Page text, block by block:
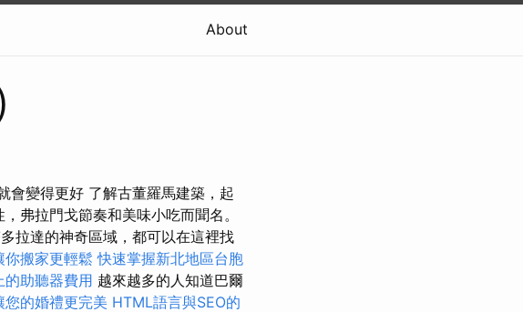
About
會變得更好 了解古董羅馬建築，起
弗拉門戈節奏和美味小吃而聞名。
拉達的神奇區域，都可以在這裡找
搬家更輕鬆 快速掌握新北地區台胞
的助聽器費用 越來越多的人知道巴爾
您的婚禮更完美 HTML語言與SEO的